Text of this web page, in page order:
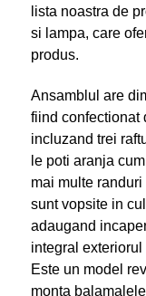
lista noastra de
si lampa, care
produs.
Ansamblul are
fiind confectionat
incluzand trei
le poti aranja
mai multe
sunt vopsite in
adaugand
integral
Este un model
monta